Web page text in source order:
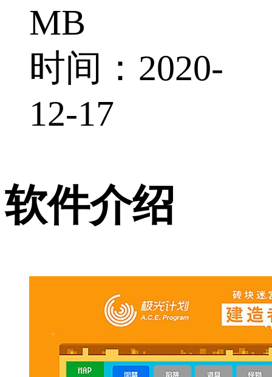
MB
时间：2020-
12-17
软件介绍